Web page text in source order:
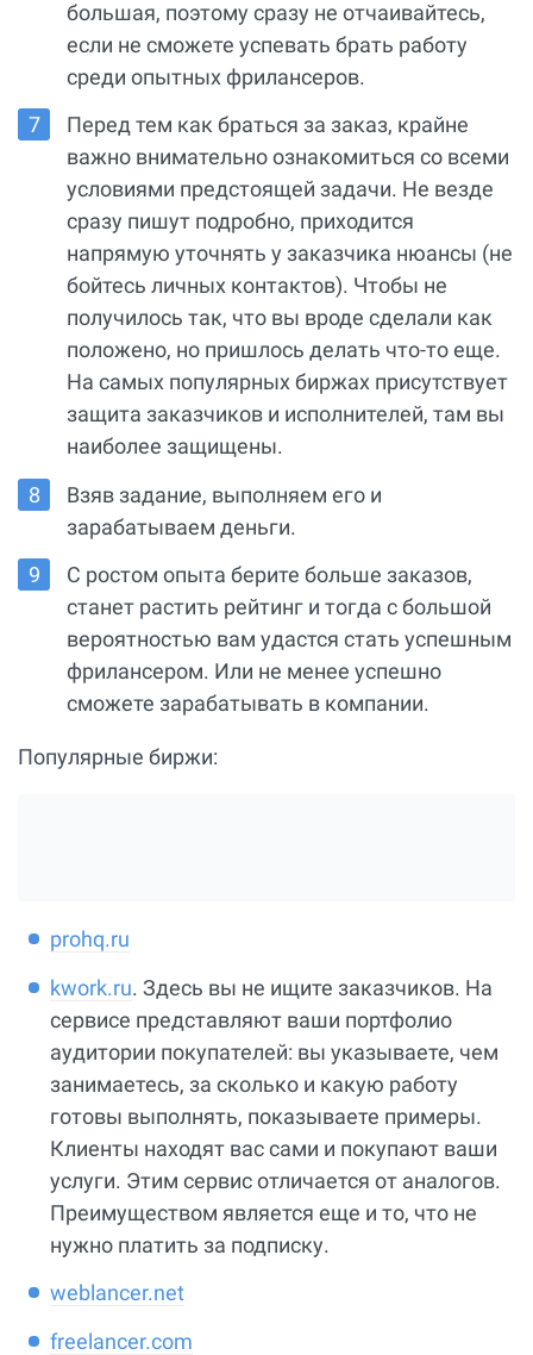
большая, поэтому сразу не отчаивайтесь,
если не сможете успевать брать работу
среди опытных фрилансеров.
Перед тем как браться за заказ, крайне
важно внимательно ознакомиться со всеми
условиями предстоящей задачи. Не везде
сразу пишут подробно, приходится
напрямую уточнять у заказчика нюансы (не
бойтесь личных контактов). Чтобы не
получилось так, что вы вроде сделали как
положено, но пришлось делать что-то еще.
На самых популярных биржах присутствует
защита заказчиков и исполнителей, там вы
наиболее защищены.
Взяв задание, выполняем его и
зарабатываем деньги.
С ростом опыта берите больше заказов,
станет растить рейтинг и тогда с большой
вероятностью вам удастся стать успешным
фрилансером. Или не менее успешно
сможете зарабатывать в компании.
Популярные биржи:
prohq.ru
kwork.ru. Здесь вы не ищите заказчиков. На
сервисе представляют ваши портфолио
аудитории покупателей: вы указываете, чем
занимаетесь, за сколько и какую работу
готовы выполнять, показываете примеры.
Клиенты находят вас сами и покупают ваши
услуги. Этим сервис отличается от аналогов.
Преимуществом является еще и то, что не
нужно платить за подписку.
weblancer.net
freelancer.com